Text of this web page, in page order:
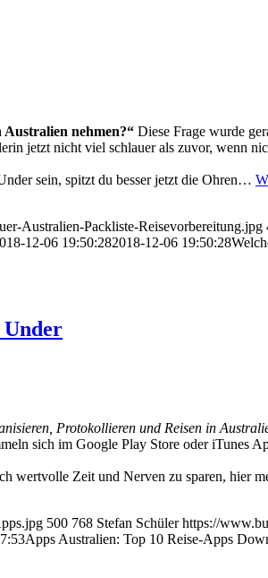
Australien nehmen?“ Diese Frage wurde
jetzt nicht viel schlauer als zuvor, wenn
sein, spitzt du besser jetzt die Ohren…
Australien-Packliste-Reisevorbereitung.jpg
12-06 19:50:282018-12-06 19:50:28
Under
Protokollieren und Reisen in
sich im Google Play Store oder iTunes
wertvolle Zeit und Nerven zu sparen, hier
500 768 Stefan Schüler https://
Apps Australien: Top 10 Reise-Apps